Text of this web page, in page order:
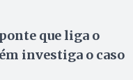
que liga o
investiga o caso